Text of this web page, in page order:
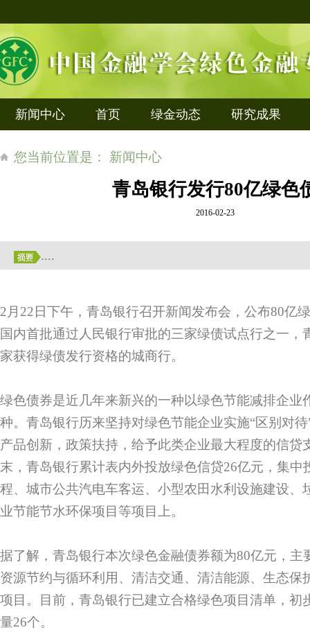
新闻中心 首页 绿金动态 研究成果
您当前位置是： 新闻中心
青岛银行发行80亿绿色
2016-02-23
....
2月22日下午，青岛银行召开新闻发布会，公布80亿
国内首批通过人民银行审批的三家绿债试点行之一，
家获得绿债发行资格的城商行。
绿色债券是近几年来新兴的一种以绿色节能减排企业
种。青岛银行历来坚持对绿色节能企业实施“区别对
产品创新，政策扶持，给予此类企业最大程度的信贷
末，青岛银行累计表内外投放绿色信贷26亿元，集中
程、城市公共汽电车客运、小型农田水利设施建设、
业节能节水环保项目等项目上。
据了解，青岛银行本次绿色金融债券额为80亿元，主
资源节约与循环利用、清洁交通、清洁能源、生态保
项目。目前，青岛银行已建立合格绿色项目清单，初
量26个。